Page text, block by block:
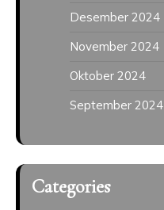
Desember 2024
November 2024
Oktober 2024
September 2024
Categories